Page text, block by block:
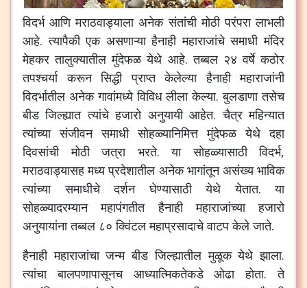
विदर्भ आणि मराठवाड्याला अनेक संतांची मोठी परंपरा लाभली
आहे. त्यापैकी एक असणाऱ्या हैनाही महाराजांचे समाधी मंदिर
मेहकर तालुक्यातील मुंदेफळ येथे आहे. तब्बल २४ वर्षे कठोर
तपश्चर्या करून सिद्धी प्राप्त केलेल्या हैनाही महाराजांनी
विदर्भातील अनेक गावांमध्ये विविध लीला केल्या. बुलडाणा तसेच
बीड जिल्ह्यात त्यांचे हजारो अनुयायी आहेत. चैत्र महिन्यात
त्यांच्या संजीवन समाधी सोहळ्यानिमित्त मुंदेफळ येथे दहा
दिवसांची मोठी जत्रा भरते. या सोहळ्यासाठी विदर्भ,
मराठवाड्यासह मध्य प्रदेशातील अनेक भागांतून असंख्य भाविक
त्यांच्या समाधीचे दर्शन घेण्यासाठी येथे येतात. या
सोहळ्यादरम्यान महापंगतीत हैनाही महाराजांच्या हजारो
अनुयायांना तब्बल ८० क्विंटल महाप्रसादाचे वाटप केले जाते.
हैनाही महाराजांचा जन्म बीड जिल्ह्यातील मुळूक येथे झाला.
त्यांचा बालपणापासूनच आध्यात्मिकतेकडे ओढा होता. ते